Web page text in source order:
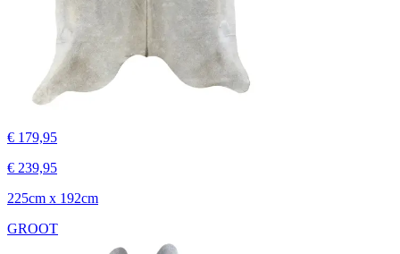
€ 179,95
€ 239,95
225cm x 192cm
GROOT